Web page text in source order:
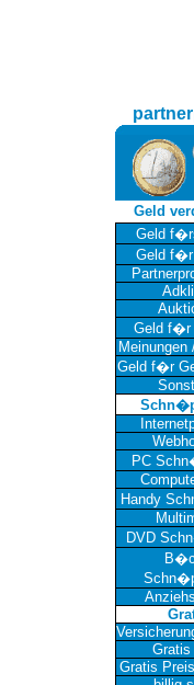
Geld
Geld
Geld f�r
Geld f�r
Meinungen
Geld f�r
PC
Handy
DVD
Gratis
Gratis